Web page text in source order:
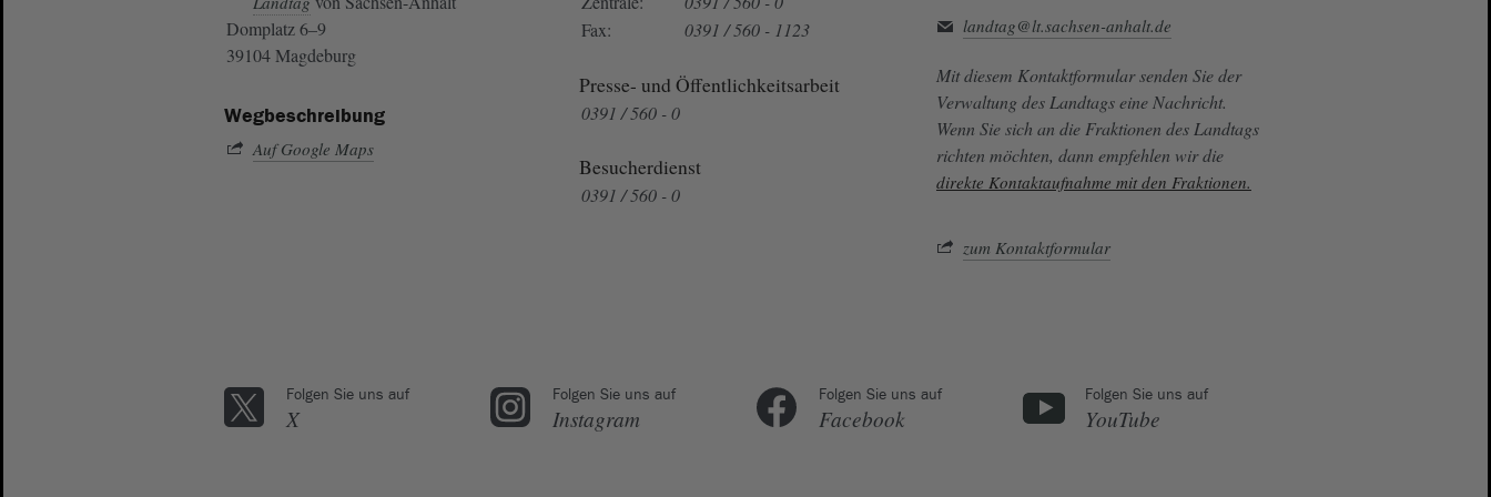
Domplatz 6–9
39104 Magdeburg
Wegbeschreibung
Auf Google Maps
Fax:
0391 / 560 - 1123
Presse- und Öffentlichkeitsarbeit
0391 / 560 - 0
Besucherdienst
0391 / 560 - 0
landtag@lt.sachsen-anhalt.de
Mit diesem Kontaktformular senden Sie der
Verwaltung des Landtags eine Nachricht.
Wenn Sie sich an die Fraktionen des Landtags
richten möchten, dann empfehlen wir die
direkte Kontaktaufnahme mit den Fraktionen.
zum Kontaktformular
Folgen Sie uns auf
X
Folgen Sie uns auf
Instagram
Folgen Sie uns auf
Facebook
Folgen Sie uns auf
YouTube